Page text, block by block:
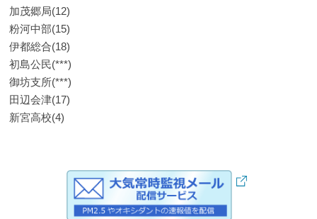
加茂郷局(12)
粉河中部(15)
伊都総合(18)
初島公民(***)
御坊支所(***)
田辺会津(17)
新宮高校(4)